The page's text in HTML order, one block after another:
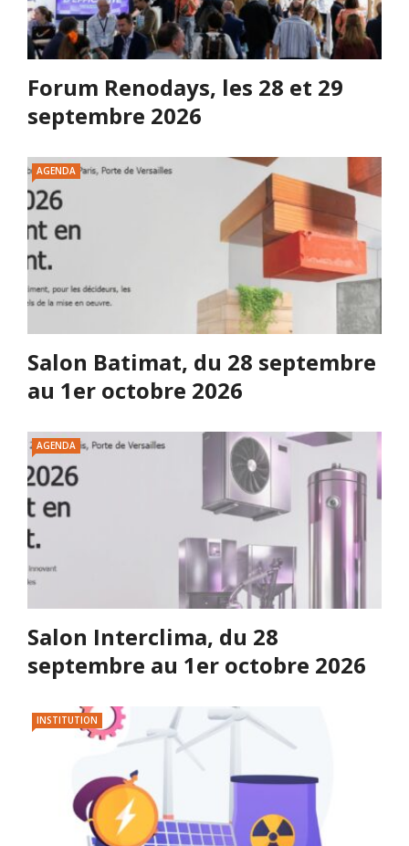
Forum Renodays, les 28 et 29
septembre 2026
AGENDA
Salon Batimat, du 28 septembre
au 1er octobre 2026
AGENDA
Salon Interclima, du 28
septembre au 1er octobre 2026
INSTITUTION